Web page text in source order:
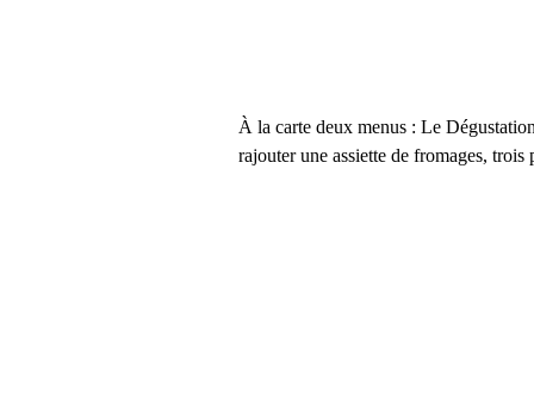
À la carte deux menus : Le
rajouter une assiette de fromages,